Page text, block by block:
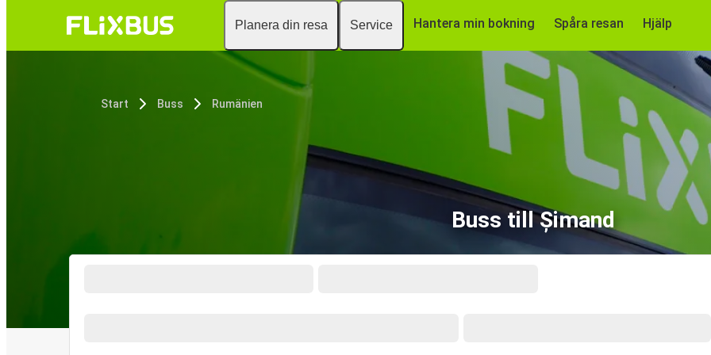
Planera din resa Service Hantera min bokning Spåra resan Hjälp
Start Buss Rumänien
Buss till Șimand